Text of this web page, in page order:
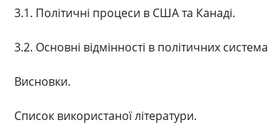
3.1. Політичні процеси в США та Канаді.
3.2. Основні відмінності в політичних
Висновки.
Список використаної літератури.